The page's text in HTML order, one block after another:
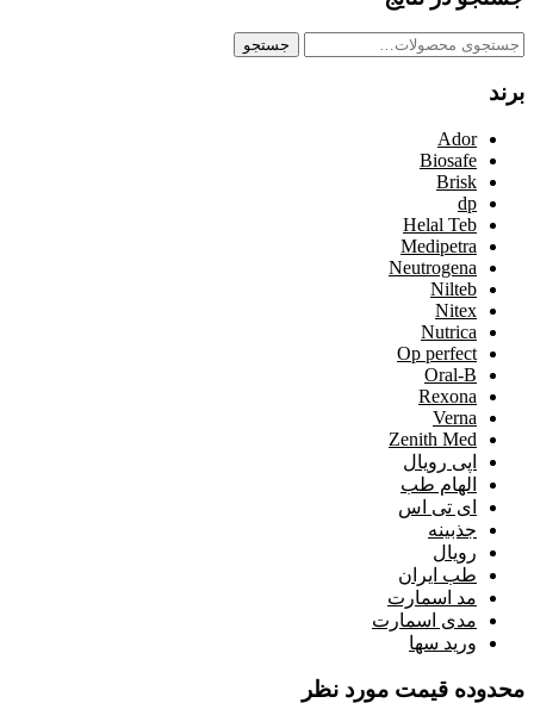
جستجو
جستجو
برند
Ador
Biosafe
Brisk
dp
Helal Teb
Medipetra
Neutrogena
Nilteb
Nitex
Nutrica
Op perfect
Oral-B
Rexona
Verna
Zenith Med
اپی رویال
الهام طب
ای تی اس
جذبینه
رویال
طب ایران
مد اسمارت
مدی اسمارت
ورید سها
محدوده قیمت مورد نظر